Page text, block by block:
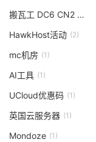
搬瓦工 DC6 CN2 GIA-E
HawkHost活动 (2)
mc机房 (1)
AI工具 (1)
UCloud优惠码 (1)
英国云服务器 (1)
Mondoze (1)